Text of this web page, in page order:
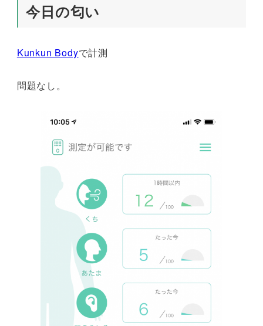
今日の匂い
Kunkun Bodyで計測
問題なし。